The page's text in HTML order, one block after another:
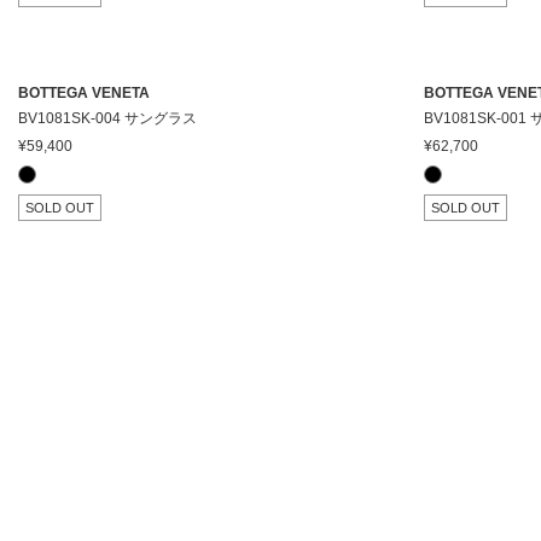
BOTTEGA VENETA
BV1081SK-004 サングラス
¥59,400
SOLD OUT
BOTTEGA
BV1081SK-001
¥62,700
SOLD OUT